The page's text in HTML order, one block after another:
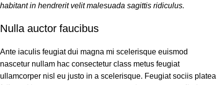
habitant in hendrerit velit malesuada sagittis ridiculus.
Nulla auctor faucibus
Ante iaculis feugiat dui magna mi scelerisque euismod
nascetur nullam hac consectetur class metus feugiat
ullamcorper nisl eu justo in a scelerisque. Feugiat sociis platea